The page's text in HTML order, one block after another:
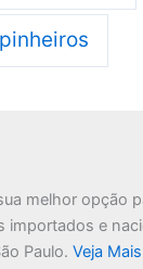
melhor opção
importados e
Paulo. Veja